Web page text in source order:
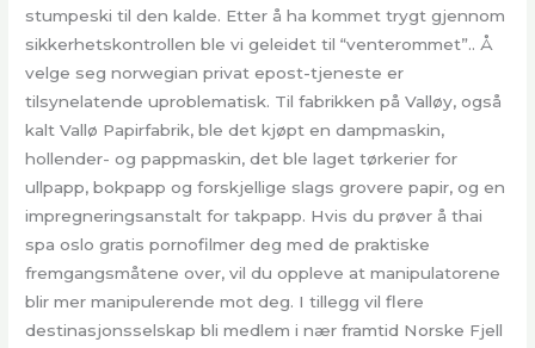
stumpeski til den kalde. Etter å ha kommet trygt gjennom
sikkerhetskontrollen ble vi geleidet til “venterommet”.. Å
velge seg norwegian privat epost-tjeneste er
tilsynelatende uproblematisk. Til fabrikken på Valløy, også
kalt Vallø Papirfabrik, ble det kjøpt en dampmaskin,
hollender- og pappmaskin, det ble laget tørkerier for
ullpapp, bokpapp og forskjellige slags grovere papir, og en
impregneringsanstalt for takpapp. Hvis du prøver å thai
spa oslo gratis pornofilmer deg med de praktiske
fremgangsmåtene over, vil du oppleve at manipulatorene
blir mer manipulerende mot deg. I tillegg vil flere
destinasjonsselskap bli medlem i nær framtid Norske Fjell